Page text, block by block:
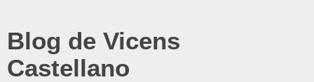
Blog de Vicens
Castellano